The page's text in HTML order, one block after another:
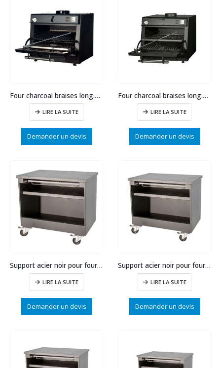
Four charcoal braises long.800 115 couverts
LIRE LA SUITE
Demander un devis
Four charcoal braises long.700 90 couverts
LIRE LA SUITE
Demander un devis
Support acier noir pour four FB120
LIRE LA SUITE
Demander un devis
Support acier noir pour four FB90
LIRE LA SUITE
Demander un devis